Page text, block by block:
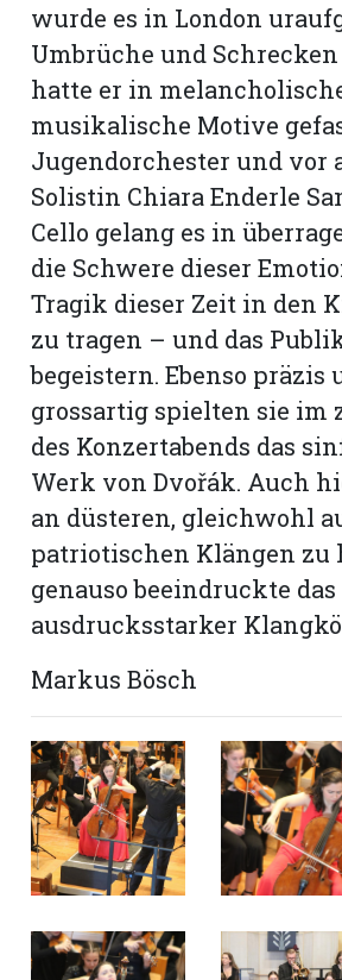
wurde es in London
Umbrüche und
hatte er in
musikalische Motive
Jugendorchester und vor
Solistin Chiara Enderle
Cello gelang es in
die Schwere dieser
Tragik dieser Zeit in den
zu tragen – und das
begeistern. Ebenso präzis
grossartig spielten sie im
des Konzertabends das
Werk von Dvořák. Auch
an düsteren, gleichwohl
patriotischen Klängen zu
genauso beeindruckte
ausdrucksstarker
Markus Bösch